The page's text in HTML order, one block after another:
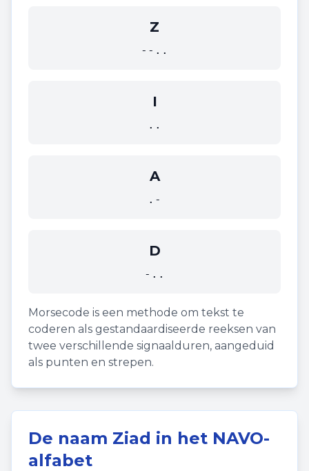
Z
--..
I
..
A
.-
D
-..
Morsecode is een methode om tekst te
coderen als gestandaardiseerde reeksen van
twee verschillende signaalduren, aangeduid
als punten en strepen.
De naam Ziad in het NAVO-
alfabet